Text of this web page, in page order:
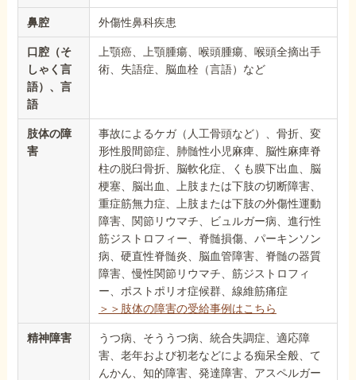
鼻腔 外傷性鼻科疾患
口腔（そ
しゃく言
語）、言
語
上顎癌、上顎腫瘍、喉頭腫瘍、喉頭全摘出手
術、失語症、脳血栓（言語）など
肢体の障
害
事故によるケガ（人工骨頭など）、骨折、変
形性股間節症、肺髄性小児麻痺、脳性麻痺脊
柱の脱臼骨折、脳軟化症、くも膜下出血、脳
梗塞、脳出血、上肢または下肢の切断障害、
重症筋無力症、上肢または下肢の外傷性運動
障害、関節リウマチ、ビュルガー病、進行性
筋ジストロフィー、脊髄損傷、パーキンソン
病、硬直性脊髄炎、脳血管障害、脊髄の器質
障害、慢性関節リウマチ、筋ジストロフィ
ー、ポストポリオ症候群、線維筋痛症
＞＞肢体の障害の受給事例はこちら
精神障害
うつ病、そううつ病、統合失調症、適応障
害、老年および初老などによる痴呆全般、て
んかん、知的障害、発達障害、アスペルガー